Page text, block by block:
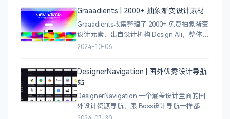
Graaadients | 2000+ 抽象渐变设计素材
Graaadients收集整理了 2000+ 免费抽象渐变
设计元素，出自设计机构 Design Ali，整体渐
变色比较鲜艳，更像是 AI 生成的元素，需要
2024-10-06
DesignerNavigation | 国外优秀设计导航
站
DesignerNavigation 一个涵盖设计全面的国
外设计资源导航，跟 Boss设计导航一样都是
分门别类的划分设计灵感、资讯、UI 资源、